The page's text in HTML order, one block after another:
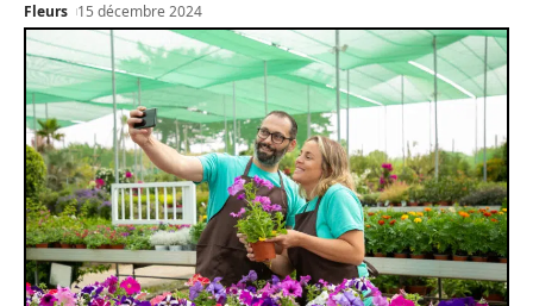
Fleurs 15 décembre 2024